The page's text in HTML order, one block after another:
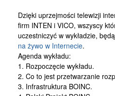
Dzięki uprzejmości telewizji
firm INTEN i VICO, wszyscy
uczestniczyć w wykładzie,
na żywo w Internecie.
Agenda wykładu:
1. Rozpoczęcie wykładu.
2. Co to jest przetwarzanie
3. Infrastruktura BOINC.